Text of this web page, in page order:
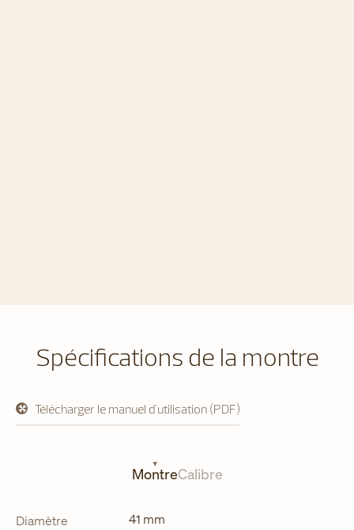
Spécifications de la montre
Télécharger le manuel d'utilisation (PDF)
s'ouvre
dans
MontreCalibre
Diamètre 41 mm